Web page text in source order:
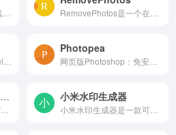
Photopea
Pixelcut Image Upscaler – AI在线图片无损放大网站 小米水印生成器